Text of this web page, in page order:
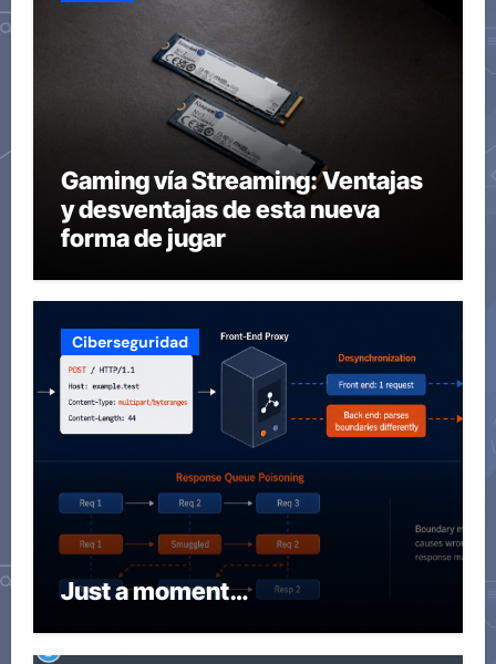
Gaming vía Streaming: Ventajas
y desventajas de esta nueva
forma de jugar
Ciberseguridad
Just a moment…